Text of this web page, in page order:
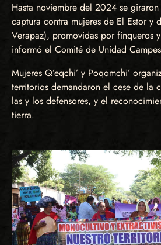
Hasta noviembre del 2024 se
captura contra mujeres de El Estor y
Verapaz), promovidas por finqueros
informó el Comité de Unidad
Mujeres Q’eqchi’ y Poqomchi’
territorios demandaron el cese de la
las y los defensores, y el
tierra.